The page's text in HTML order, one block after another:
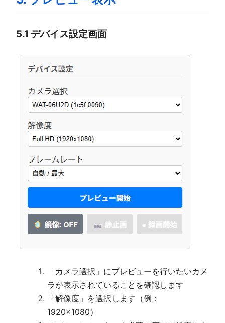
5.1 デバイス設定画面
「カメラ選択」にプレビューを行いたいカメ
ラが表示されていることを確認します
「解像度」を選択します（例：
1920×1080）